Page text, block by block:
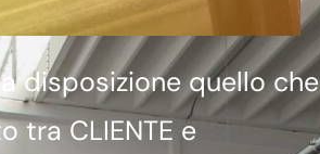
disposizione quello che
tra CLIENTE e